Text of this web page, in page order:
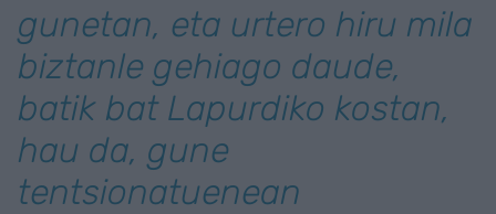
gunetan, eta urtero hiru mila
biztanle gehiago daude,
batik bat Lapurdiko kostan,
hau da, gune
tentsionatuenean